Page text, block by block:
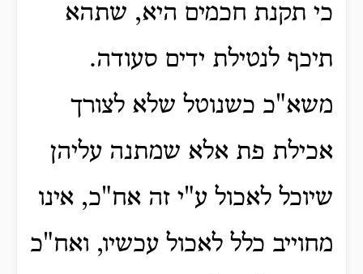
כי תקנת חכמים היא, שתהא
תיכף לנטילת ידים סעודה.
משא"כ כשנוטל שלא לצורך
אכילת פת אלא שמתנה עליהן
שיוכל לאכול ע"י זה אח"כ, אינו
מחוייב כלל לאכול עכשיו, ואח"כ